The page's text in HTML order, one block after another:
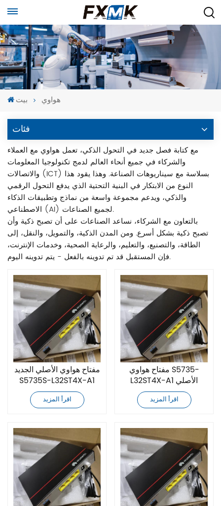
بيت هواوي
فئات
مع كتابة فصل جديد في التحول الذكي، تعمل هواوي مع العملاء
والشركاء في جميع أنحاء العالم لدمج تكنولوجيا المعلومات
والاتصالات (ICT) بسلاسة مع سيناريوهات الصناعة. وهذا يقود هذا
النوع من الابتكار في البنية التحتية الذي يدفع التحول الرقمي
والذكي، ويدعم مجموعة واسعة من نماذج وتطبيقات الذكاء
الاصطناعي (AI) لجميع الصناعات.
بالتعاون مع الشركاء، نساعد الصناعات على أن تصبح ذكية وأن
تصبح ذكية بشكل أسرع. ومن المدن الذكية، والتمويل، والنقل، إلى
الطاقة، والتصنيع، والتعليم، والرعاية الصحية، وخدمات الإنترنت،
فإن المستقبل قد تم تدوينه بالفعل - يتم تدوينه اليوم.
مفتاح هواوي الأصلي الجديد
S5735S-L32ST4X-A1
اقرأ المزيد
مفتاح هواوي S5735-
L32ST4X-A1 الأصلي
الجديد تمامًا
اقرأ المزيد